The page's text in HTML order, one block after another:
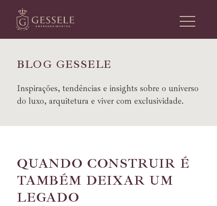
BLOG GESSELE
Inspirações, tendências e insights sobre o universo
do luxo, arquitetura e viver com exclusividade.
QUANDO CONSTRUIR É
TAMBÉM DEIXAR UM
LEGADO